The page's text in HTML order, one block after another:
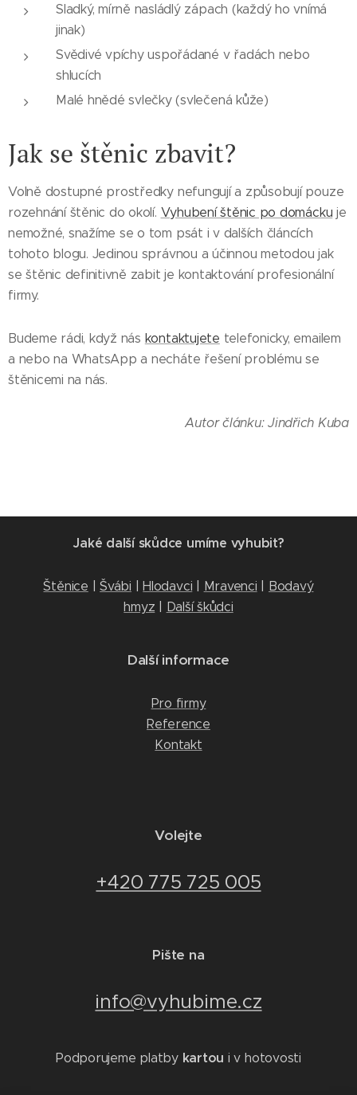
Sladký, mírně nasládlý zápach (každý ho vnímá
jinak)
Svědivé vpíchy uspořádané v řadách nebo
shlucích
Malé hnědé svlečky (svlečená kůže)
Jak se štěnic zbavit?
Volně dostupné prostředky nefungují a způsobují pouze
rozehnání štěnic do okolí. Vyhubení štěnic po domácku je
nemožné, snažíme se o tom psát i v dalších článcích
tohoto blogu. Jedinou správnou a účinnou metodou jak
se štěnic definitivně zabit je kontaktování profesionální
firmy.
Budeme rádi, když nás kontaktujete telefonicky, emailem
a nebo na WhatsApp a necháte řešení problému se
štěnicemi na nás.
Autor článku: Jindřich Kuba
Jaké další skůdce umíme vyhubit?
Štěnice |Švábi |Hlodavci Mravenci
Bodavý
hmyz
Další škůdci
Další informace
Pro firmy
Reference
Kontakt
Volejte
+420 775 725 005
Pište na
info@vyhubime.cz
Podporujeme platby kartou i v hotovosti